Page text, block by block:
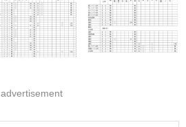
advertisement